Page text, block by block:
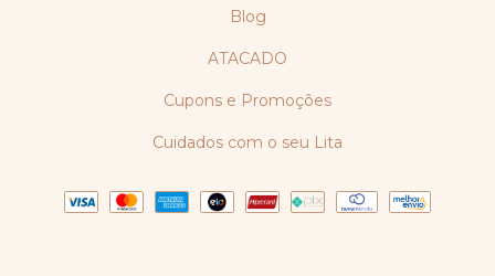
Blog
ATACADO
Cupons e Promoções
Cuidados com o seu Lita